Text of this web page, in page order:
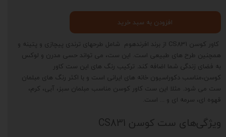
کاور کوسن CS831 از برند افرندهوم شامل طرحهای ترندی پیچازی و پتینه و
همچنین طرح های طبیعی است. این ست، می تواند حسی مدرن و لوکس
به فضای زندگی شما اضافه کند. ترکیب رنگ های این ست کاور
کوسن،مناسب دکوراسیون خانه های ایرانی است و با اکثر رنگ های مبلمان
ست می شود. مثلا این ست کاور کوسن مناسب مبلمان سبز، آبی، کرم،
قهوه ای، سرمه ای و ... است.
ویژگی‌های ست کوسن CS831
افزودن به سبد خرید